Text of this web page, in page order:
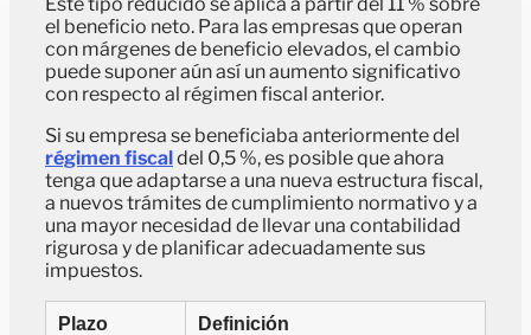
el beneficio neto. Para las empresas que operan
con márgenes de beneficio elevados, el cambio
puede suponer aún así un aumento significativo
con respecto al régimen fiscal anterior.
Si su empresa se beneficiaba anteriormente del
régimen fiscal del 0,5 %, es posible que ahora
tenga que adaptarse a una nueva estructura fiscal,
a nuevos trámites de cumplimiento normativo y a
una mayor necesidad de llevar una contabilidad
rigurosa y de planificar adecuadamente sus
impuestos.
Plazo Definición